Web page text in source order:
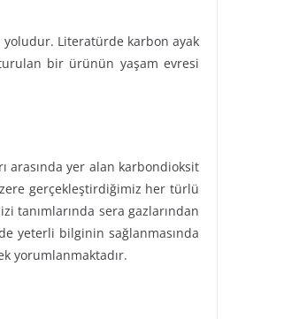
Literatürde karbon ayak
bir ürünün yaşam evresi
arasında yer alan karbondioksit
gerçekleştirdiğimiz her türlü
tanımlarında sera gazlarından
yeterli bilginin sağlanmasında
yorumlanmaktadır.